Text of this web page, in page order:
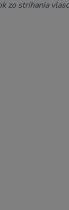
zo strihania